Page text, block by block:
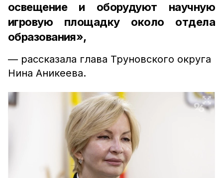
освещение и оборудуют научную
игровую площадку около отдела
образования»,
— рассказала глава Труновского округа
Нина Аникеева.